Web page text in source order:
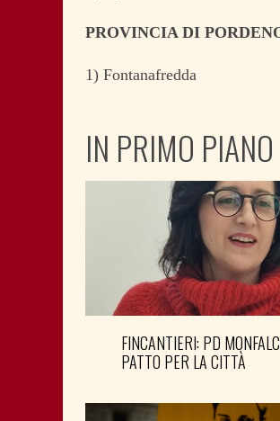
PROVINCIA DI
1) Fontanafredda
IN PRIMO PIANO
FINCANTIERI: PD
PATTO PER LA CITTÀ